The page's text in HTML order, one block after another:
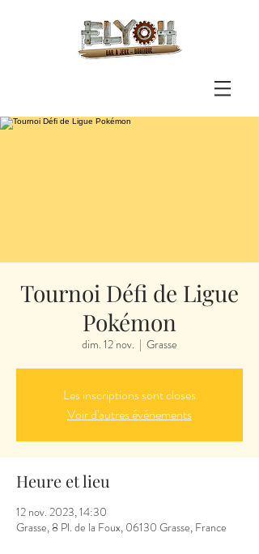
Tournoi Défi de Ligue
Pokémon
dim. 12 nov.
  |
Grasse
Les inscriptions sont closes
Voir d'autres événements
Heure et lieu
12 nov. 2023, 14:30
Grasse, 8 Pl. de la Foux, 06130 Grasse, France